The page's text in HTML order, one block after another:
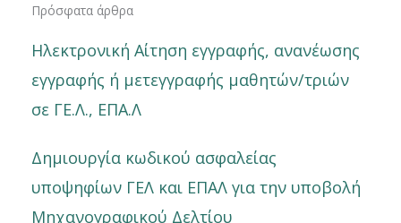
Πρόσφατα άρθρα
Ηλεκτρονική Αίτηση εγγραφής, ανανέωσης
εγγραφής ή μετεγγραφής μαθητών/τριών
σε ΓΕ.Λ., ΕΠΑ.Λ
Δημιουργία κωδικού ασφαλείας
υποψηφίων ΓΕΛ και ΕΠΑΛ για την υποβολή
Μηχανογραφικού Δελτίου